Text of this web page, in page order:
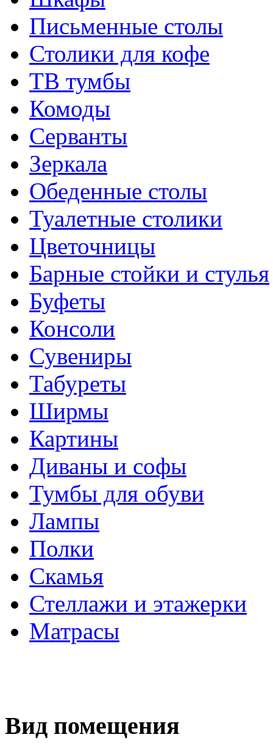
Письменные столы
Столики для кофе
ТВ тумбы
Комоды
Серванты
Зеркала
Обеденные столы
Туалетные столики
Цветочницы
Барные стойки и стулья
Буфеты
Консоли
Сувениры
Табуреты
Ширмы
Картины
Диваны и софы
Тумбы для обуви
Лампы
Полки
Скамья
Стеллажи и этажерки
Матрасы
Вид помещения